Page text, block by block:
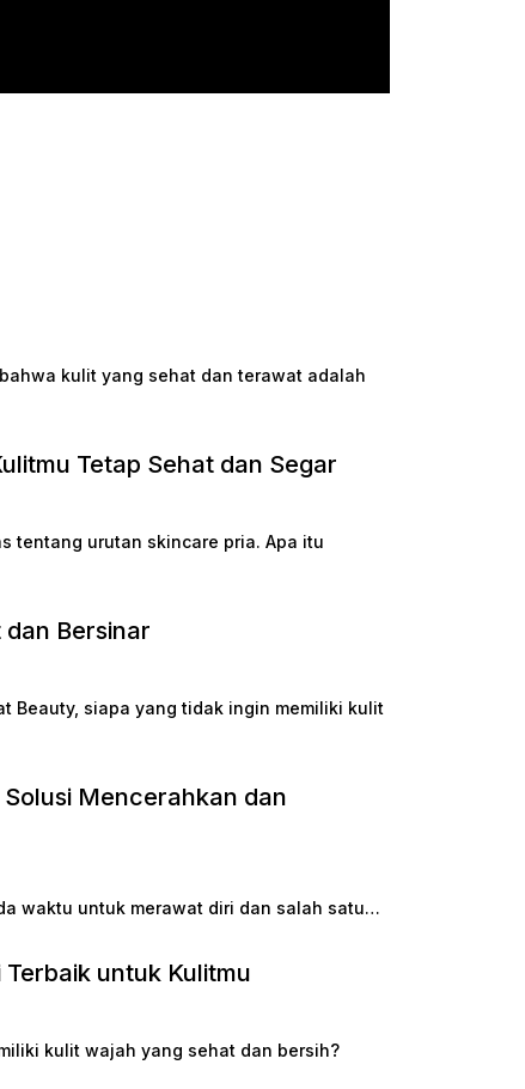
kulit yang sehat dan terawat adalah
Tetap Sehat dan Segar
tentang urutan skincare pria. Apa itu
Bersinar
Beauty, siapa yang tidak ingin memiliki kulit
Mencerahkan dan
waktu untuk merawat diri dan salah satu…
untuk Kulitmu
kulit wajah yang sehat dan bersih?